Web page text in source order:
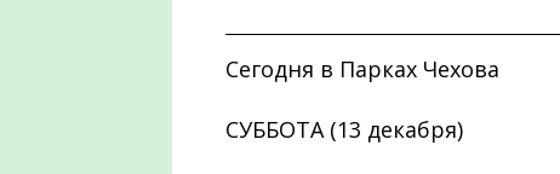
Сегодня в Парках Чехова
СУББОТА (13 декабря)